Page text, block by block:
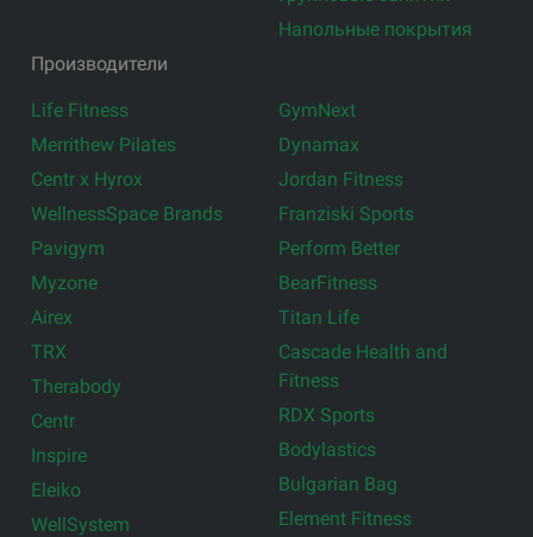
Напольные покрытия
Производители
Life Fitness
Merrithew Pilates
Centr x Hyrox
WellnessSpace Brands
Pavigym
Myzone
Airex
TRX
Therabody
Centr
Inspire
Eleiko
WellSystem
GymNext
Dynamax
Jordan Fitness
Franziski Sports
Perform Better
BearFitness
Titan Life
Cascade Health and
Fitness
RDX Sports
Bodylastics
Bulgarian Bag
Element Fitness